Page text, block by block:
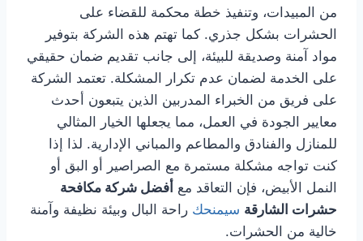
من المبيدات، وتنفيذ خطة محكمة للقضاء على
الحشرات بشكل جذري. كما تهتم هذه الشركة بتوفير
مواد آمنة وصديقة للبيئة، إلى جانب تقديم ضمان حقيقي
على الخدمة لضمان عدم تكرار المشكلة. تعتمد الشركة
على فريق من الخبراء المدربين الذين يتبعون أحدث
معايير الجودة في العمل، مما يجعلها الخيار المثالي
للمنازل والفنادق والمطاعم والمباني الإدارية. لذا إذا
كنت تواجه مشكلة مستمرة مع الصراصير أو البق أو
النمل الأبيض، فإن التعاقد مع أفضل شركة مكافحة
حشرات الشارقة سيمنحك راحة البال وبيئة نظيفة وآمنة
خالية من الحشرات.